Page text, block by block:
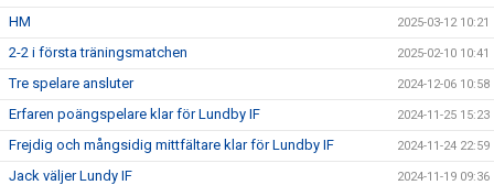
HM 2025-03-12 10:21
2-2 i första träningsmatchen 2025-02-10 10:41
Tre spelare ansluter 2024-12-06 10:58
Erfaren poängspelare klar för Lundby IF 2024-11-25 15:23
Frejdig och mångsidig mittfältare klar för Lundby IF 2024-11-24 22:59
Jack väljer Lundy IF 2024-11-19 09:36